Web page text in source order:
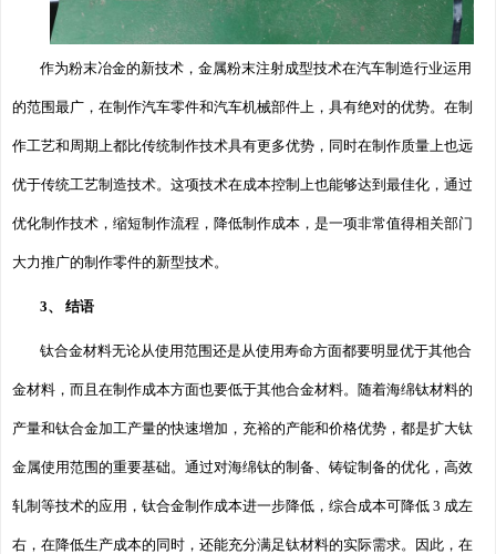
作为粉末冶金的新技术，金属粉末注射成型技术在汽车制造行业运用
的范围最广，在制作汽车零件和汽车机械部件上，具有绝对的优势。在制
作工艺和周期上都比传统制作技术具有更多优势，同时在制作质量上也远
优于传统工艺制造技术。这项技术在成本控制上也能够达到最佳化，通过
优化制作技术，缩短制作流程，降低制作成本，是一项非常值得相关部门
大力推广的制作零件的新型技术。
3、 结语
钛合金材料无论从使用范围还是从使用寿命方面都要明显优于其他合
金材料，而且在制作成本方面也要低于其他合金材料。随着海绵钛材料的
产量和钛合金加工产量的快速增加，充裕的产能和价格优势，都是扩大钛
金属使用范围的重要基础。通过对海绵钛的制备、铸锭制备的优化，高效
轧制等技术的应用，钛合金制作成本进一步降低，综合成本可降低 3 成左
右，在降低生产成本的同时，还能充分满足钛材料的实际需求。因此，在